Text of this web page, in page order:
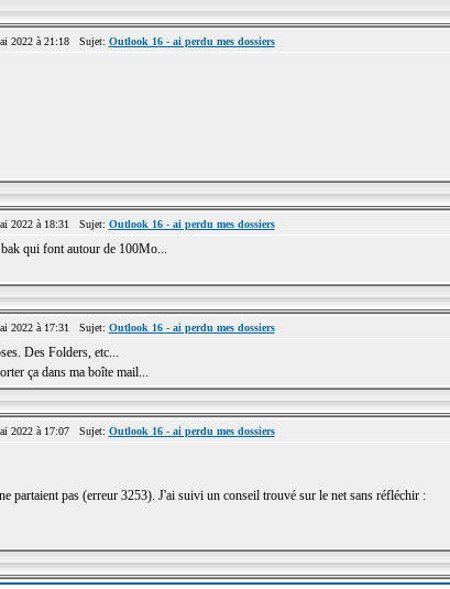
2022 à 21:18 Sujet: Outlook 16 - ai perdu mes dossiers
2022 à 18:31 Sujet: Outlook 16 - ai perdu mes dossiers
qui font autour de 100Mo...
2022 à 17:31 Sujet: Outlook 16 - ai perdu mes dossiers
Des Folders, etc...
ça dans ma boîte mail...
2022 à 17:07 Sujet: Outlook 16 - ai perdu mes dossiers
partaient pas (erreur 3253). J'ai suivi un conseil trouvé sur le net sans réfléchir :